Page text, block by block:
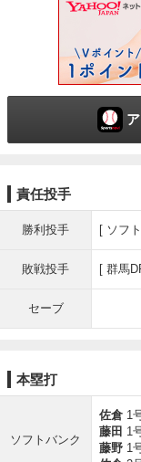
責任投手
勝利投手 ソフ
敗戦投手 群馬
セーブ
本塁打
ソフトバンク
佐倉 1
藤田 1
藤野 1